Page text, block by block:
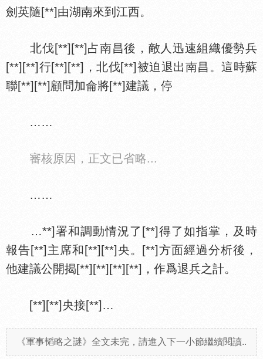
劍英隨[**]由湖南來到江西。
北伐[**][**]占南昌後，敵人迅速組織優勢兵
[**][**]行[**][**]，北伐[**]被迫退出南昌。這時蘇
聯[**][**]顧問加侖將[**]建議，停
……
審核原因，正文已省略...
……
…**]署和調動情況了[**]得了如指掌，及時
報告[**]主席和[**][**]央。[**]方面經過分析後，
他建議公開揭[**][**][**][**]，作爲退兵之計。
[**][**]央接[**]…
《軍事韬略之謎》全文未完，請進入下一小節繼續閱讀..